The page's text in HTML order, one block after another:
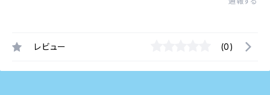
レビュー (0)